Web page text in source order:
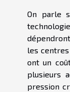
On parle
dépendront
les
ont un
plusieurs
pression